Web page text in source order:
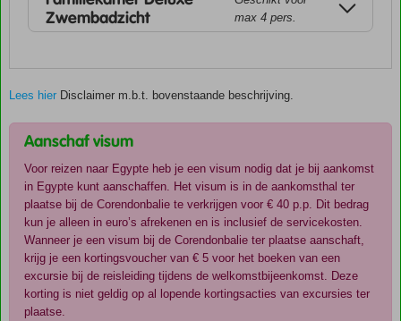
Zwembadzicht
max 4 pers.
Lees hier Disclaimer m.b.t. bovenstaande beschrijving.
Aanschaf visum
Voor reizen naar Egypte heb je een visum nodig dat je bij aankomst
in Egypte kunt aanschaffen. Het visum is in de aankomsthal ter
plaatse bij de Corendonbalie te verkrijgen voor € 40 p.p. Dit bedrag
kun je alleen in euro’s afrekenen en is inclusief de servicekosten.
Wanneer je een visum bij de Corendonbalie ter plaatse aanschaft,
krijg je een kortingsvoucher van € 5 voor het boeken van een
excursie bij de reisleiding tijdens de welkomstbijeenkomst. Deze
korting is niet geldig op al lopende kortingsacties van excursies ter
plaatse.